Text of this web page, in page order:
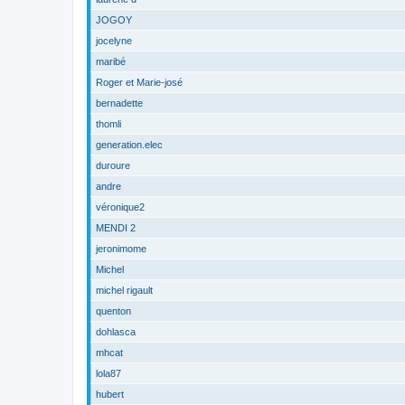
JOGOY
jocelyne
maribé
Roger et Marie-josé
bernadette
thomli
generation.elec
duroure
andre
véronique2
MENDI 2
jeronimome
Michel
michel rigault
quenton
dohlasca
mhcat
lola87
hubert